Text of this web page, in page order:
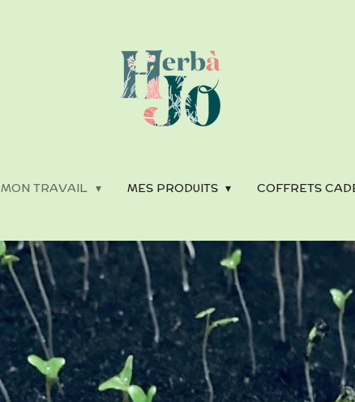
MON TRAVAIL MES PRODUITS COFFRETS